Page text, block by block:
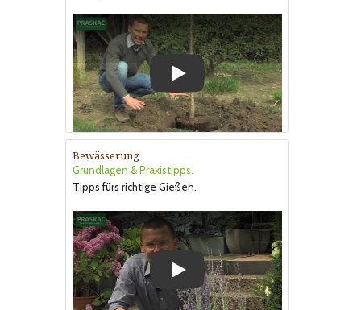
Play
Bewässerung
Grundlagen & Praxistipps.
Tipps fürs richtige Gießen.
Play